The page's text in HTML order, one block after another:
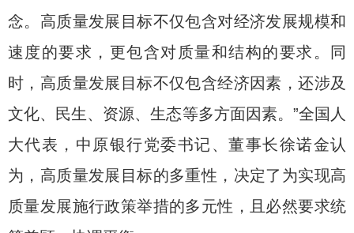
念。高质量发展目标不仅包含对经济发展规模和
速度的要求，更包含对质量和结构的要求。同
时，高质量发展目标不仅包含经济因素，还涉及
文化、民生、资源、生态等多方面因素。”全国人
大代表，中原银行党委书记、董事长徐诺金认
为，高质量发展目标的多重性，决定了为实现高
质量发展施行政策举措的多元性，且必然要求统